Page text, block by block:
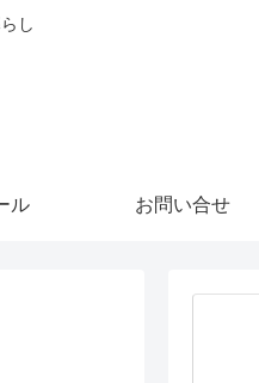
し
ル お問い合せ